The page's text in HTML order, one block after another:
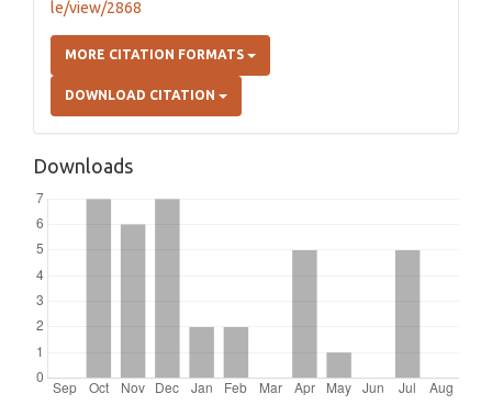
le/view/2868
MORE CITATION FORMATS
DOWNLOAD CITATION
Downloads